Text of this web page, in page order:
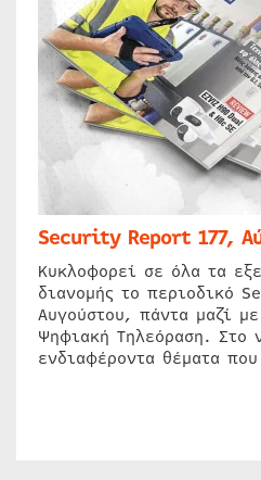
Security Report 177,
Κυκλοφορεί σε όλα τα
διανομής το περιοδικό
Αυγούστου, πάντα μαζί
Ψηφιακή Τηλεόραση. Στο
ενδιαφέροντα θέματα